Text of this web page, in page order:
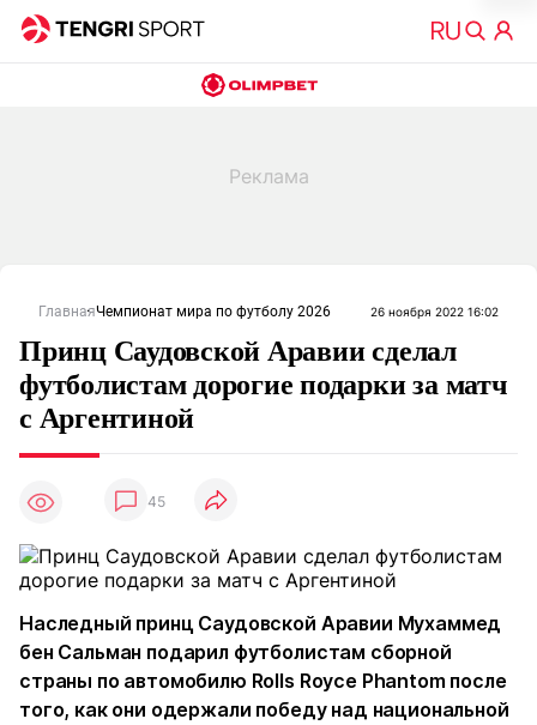
ГлавнаяЧемпионат мира по футболу 2026 26 ноября 2022 16:02
Принц Саудовской Аравии сделал
футболистам дорогие подарки за матч
с Аргентиной
45
Наследный принц Саудовской Аравии Мухаммед
бен Сальман подарил футболистам сборной
страны по автомобилю Rolls Royce Phantom после
того, как они одержали победу над национальной